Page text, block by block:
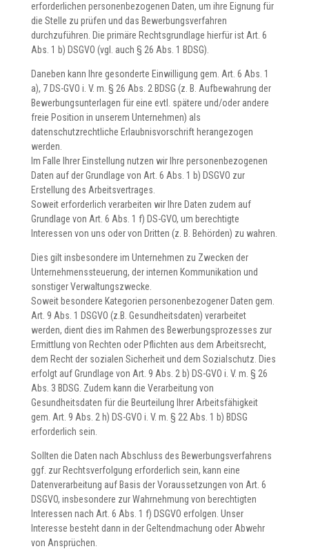
erforderlichen personenbezogenen Daten, um ihre Eignung für
die Stelle zu prüfen und das Bewerbungsverfahren
durchzuführen. Die primäre Rechtsgrundlage hierfür ist Art. 6
Abs. 1 b) DSGVO (vgl. auch § 26 Abs. 1 BDSG).
Daneben kann Ihre gesonderte Einwilligung gem. Art. 6 Abs. 1
a), 7 DS-GVO i. V. m. § 26 Abs. 2 BDSG (z. B. Aufbewahrung der
Bewerbungsunterlagen für eine evtl. spätere und/oder andere
freie Position in unserem Unternehmen) als
datenschutzrechtliche Erlaubnisvorschrift herangezogen
werden.
Im Falle Ihrer Einstellung nutzen wir Ihre personenbezogenen
Daten auf der Grundlage von Art. 6 Abs. 1 b) DSGVO zur
Erstellung des Arbeitsvertrages.
Soweit erforderlich verarbeiten wir Ihre Daten zudem auf
Grundlage von Art. 6 Abs. 1 f) DS-GVO, um berechtigte
Interessen von uns oder von Dritten (z. B. Behörden) zu wahren.
Dies gilt insbesondere im Unternehmen zu Zwecken der
Unternehmenssteuerung, der internen Kommunikation und
sonstiger Verwaltungszwecke.
Soweit besondere Kategorien personenbezogener Daten gem.
Art. 9 Abs. 1 DSGVO (z.B. Gesundheitsdaten) verarbeitet
werden, dient dies im Rahmen des Bewerbungsprozesses zur
Ermittlung von Rechten oder Pflichten aus dem Arbeitsrecht,
dem Recht der sozialen Sicherheit und dem Sozialschutz. Dies
erfolgt auf Grundlage von Art. 9 Abs. 2 b) DS-GVO i. V. m. § 26
Abs. 3 BDSG. Zudem kann die Verarbeitung von
Gesundheitsdaten für die Beurteilung Ihrer Arbeitsfähigkeit
gem. Art. 9 Abs. 2 h) DS-GVO i. V. m. § 22 Abs. 1 b) BDSG
erforderlich sein.
Sollten die Daten nach Abschluss des Bewerbungsverfahrens
ggf. zur Rechtsverfolgung erforderlich sein, kann eine
Datenverarbeitung auf Basis der Voraussetzungen von Art. 6
DSGVO, insbesondere zur Wahrnehmung von berechtigten
Interessen nach Art. 6 Abs. 1 f) DSGVO erfolgen. Unser
Interesse besteht dann in der Geltendmachung oder Abwehr
von Ansprüchen.